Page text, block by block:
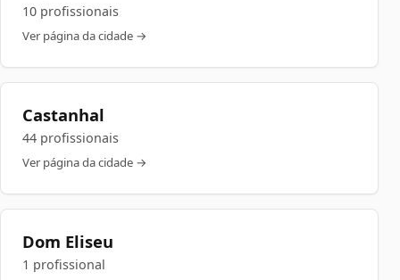
10 profissionais
Ver página da cidade →
Castanhal
44 profissionais
Ver página da cidade →
Dom Eliseu
1 profissional